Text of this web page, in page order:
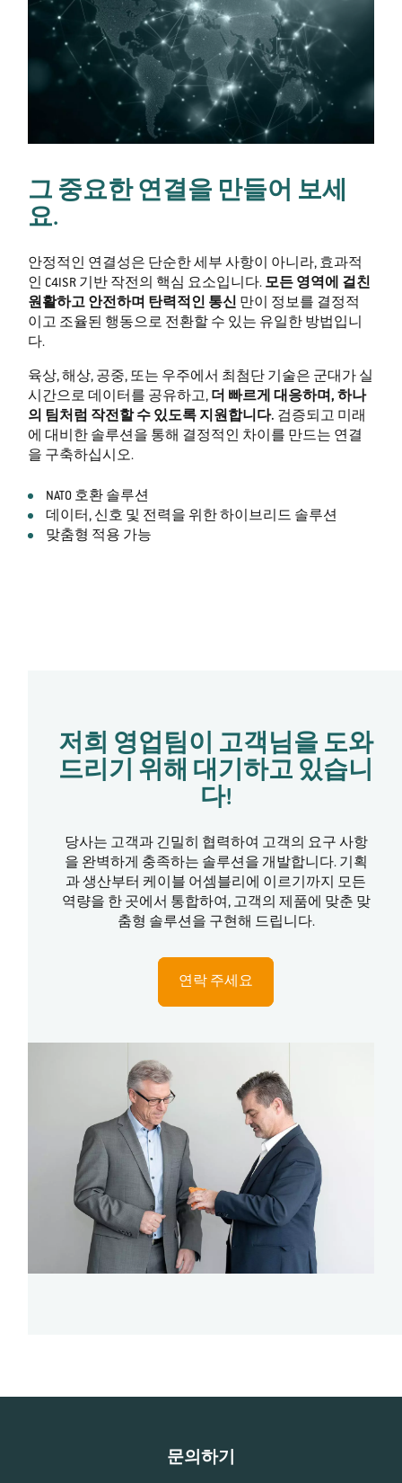
그 중요한 연결을 만들어 보세
요.
안정적인 연결성은 단순한 세부 사항이 아니라, 효과적
인 C4ISR 기반 작전의 핵심 요소입니다. 모든 영역에 걸친
원활하고 안전하며 탄력적인 통신 만이 정보를 결정적
이고 조율된 행동으로 전환할 수 있는 유일한 방법입니
다.
육상, 해상, 공중, 또는 우주에서 최첨단 기술은 군대가 실
시간으로 데이터를 공유하고, 더 빠르게 대응하며, 하나
의 팀처럼 작전할 수 있도록 지원합니다. 검증되고 미래
에 대비한 솔루션을 통해 결정적인 차이를 만드는 연결
을 구축하십시오.
NATO 호환 솔루션
데이터, 신호 및 전력을 위한 하이브리드 솔루션
맞춤형 적용 가능
저희 영업팀이 고객님을 도와
드리기 위해 대기하고 있습니
다!
당사는 고객과 긴밀히 협력하여 고객의 요구 사항
을 완벽하게 충족하는 솔루션을 개발합니다. 기획
과 생산부터 케이블 어셈블리에 이르기까지 모든
역량을 한 곳에서 통합하여, 고객의 제품에 맞춘 맞
춤형 솔루션을 구현해 드립니다.
연락 주세요
문의하기